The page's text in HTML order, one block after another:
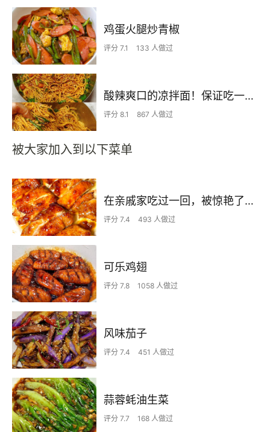
鸡蛋火腿炒青椒
评分 7.1 133 人做过
酸辣爽口的凉拌面！保证吃一次就上瘾
评分 8.1 867 人做过
被大家加入到以下菜单
在亲戚家吃过一回，被惊艳了…
评分 7.4 493 人做过
可乐鸡翅
评分 7.8 1058 人做过
风味茄子
评分 7.4 451 人做过
蒜蓉蚝油生菜
评分 7.7 168 人做过